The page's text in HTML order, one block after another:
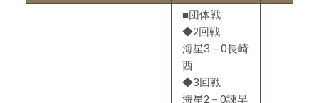
■団体戦
◆2回戦
海星3－0長崎
西
◆3回戦
海星2－0諫早